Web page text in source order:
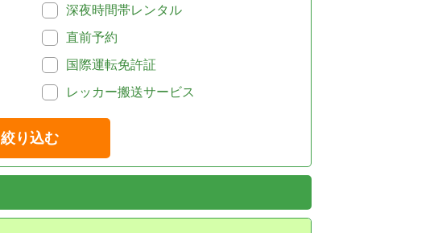
深夜時間帯レンタル
直前予約
国際運転免許証
レッカー搬送サービス
絞り込む